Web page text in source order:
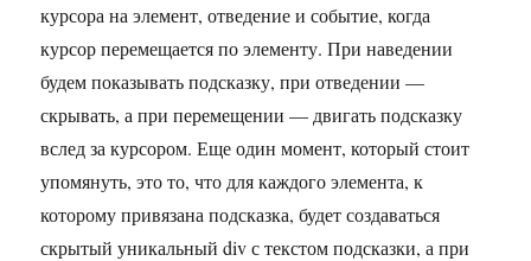
курсора на элемент, отведение и событие, когда
курсор перемещается по элементу. При наведении
будем показывать подсказку, при отведении —
скрывать, а при перемещении — двигать подсказку
вслед за курсором. Еще один момент, который стоит
упомянуть, это то, что для каждого элемента, к
которому привязана подсказка, будет создаваться
скрытый уникальный div с текстом подсказки, а при